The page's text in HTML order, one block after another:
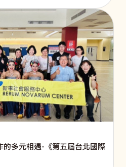
的多元相遇-《第五屆台北國際